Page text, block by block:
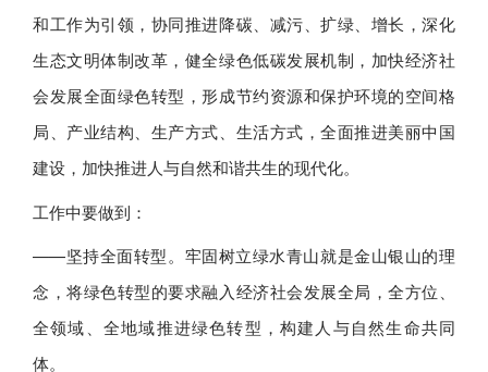
和工作为引领，协同推进降碳、减污、扩绿、增长，深化
生态文明体制改革，健全绿色低碳发展机制，加快经济社
会发展全面绿色转型，形成节约资源和保护环境的空间格
局、产业结构、生产方式、生活方式，全面推进美丽中国
建设，加快推进人与自然和谐共生的现代化。
工作中要做到：
——坚持全面转型。牢固树立绿水青山就是金山银山的理
念，将绿色转型的要求融入经济社会发展全局，全方位、
全领域、全地域推进绿色转型，构建人与自然生命共同
体。